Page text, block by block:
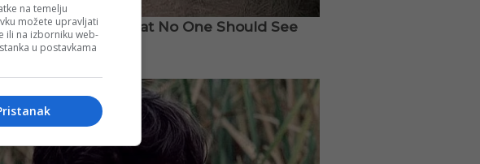
na temelju
možete upravljati
ili na izborniku web-
u postavkama